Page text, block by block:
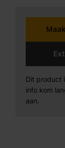
matras gaat
ventilerende
gezoneerd,
zorgt voor
insnijdingen
ook voor
Dit product
info kom
aan.